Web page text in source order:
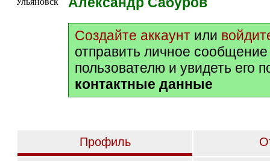
Создайте аккаунт или
отправить личное
пользователю и увидеть его
контактные данные
Профиль